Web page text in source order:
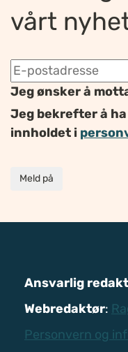
vårt
Jeg ønsker å
Jeg bekrefter å
innholdet i
Meld på
Ansvarlig
Webredaktør:
Personvern og